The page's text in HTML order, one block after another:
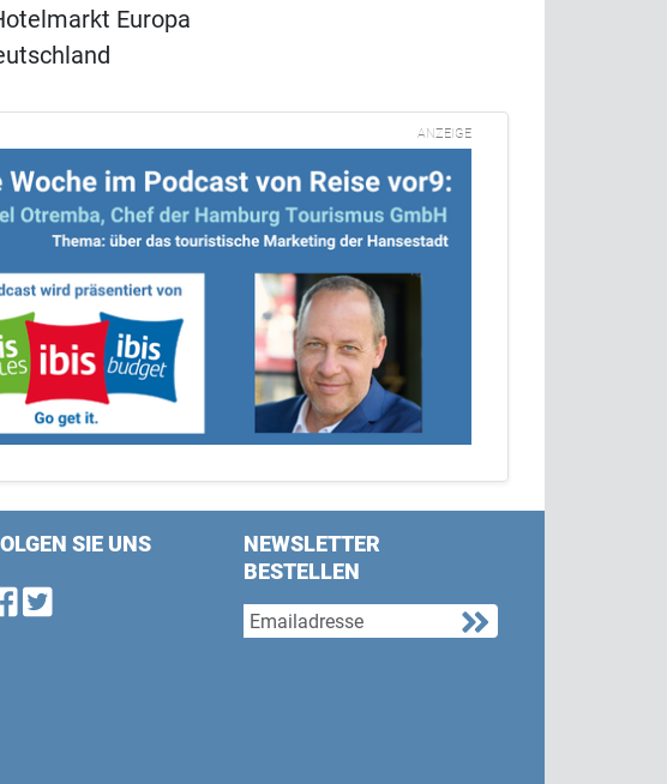
Europa
ANZEIGE
SIE UNS
Find us on Facebook
Follow us on Twitter
NEWSLETTER
BESTELLEN